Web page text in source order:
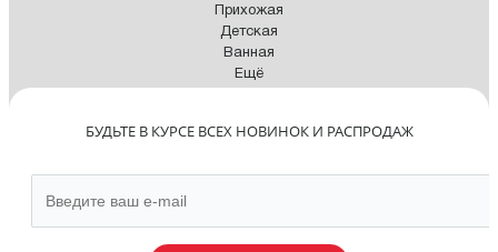
Прихожая
Детская
Ванная
Ещё
БУДЬТЕ В КУРСЕ ВСЕХ НОВИНОК И РАСПРОДАЖ